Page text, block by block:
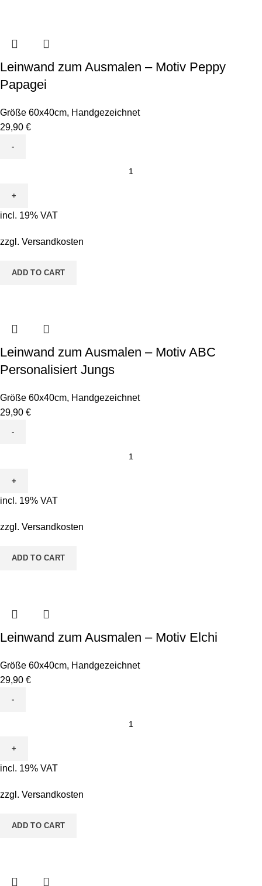
Leinwand zum Ausmalen – Motiv Peppy
Papagei
Größe 60x40cm, Handgezeichnet
29,90 €
Ausmalen
-
Peppy
quantity
incl. 19% VAT
zzgl. Versandkosten
ADD TO CART
Leinwand zum Ausmalen – Motiv ABC
Personalisiert Jungs
Größe 60x40cm, Handgezeichnet
29,90 €
Ausmalen
-
ABC
Jungs
incl. 19% VAT
zzgl. Versandkosten
ADD TO CART
Leinwand zum Ausmalen – Motiv Elchi
Größe 60x40cm, Handgezeichnet
29,90 €
Ausmalen
-
Elchi
incl. 19% VAT
zzgl. Versandkosten
ADD TO CART